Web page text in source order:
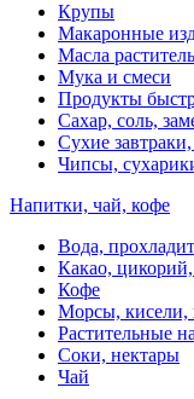
Крупы
Макаронные
Масла
Мука и смеси
Продукты
Сахар, соль,
Сухие
Чипсы,
Напитки, чай, кофе
Вода,
Какао,
Кофе
Морсы, кисели,
Растительные
Соки, нектары
Чай